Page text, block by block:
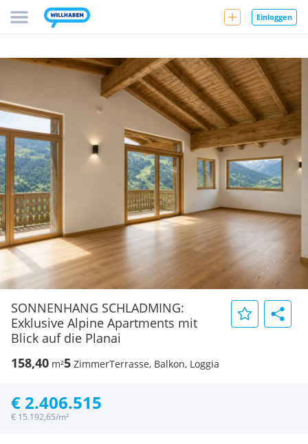
Einloggen
SONNENHANG SCHLADMING:
Exklusive Alpine Apartments mit
Blick auf die Planai
158,40 m²5 ZimmerTerrasse, Balkon, Loggia
€ 2.406.515
€ 15.192,65/m²